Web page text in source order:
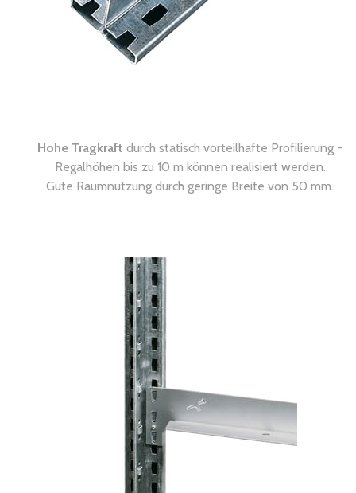
Hohe Tragkraft durch statisch vorteilhafte Profilierung -
Regalhöhen bis zu 10 m können realisiert werden.
Gute Raumnutzung durch geringe Breite von 50 mm.